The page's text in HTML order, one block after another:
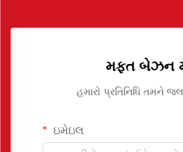
મફત બેઝન
હમારો પ્રતિનિધિ તમને
ઇમેઇલ